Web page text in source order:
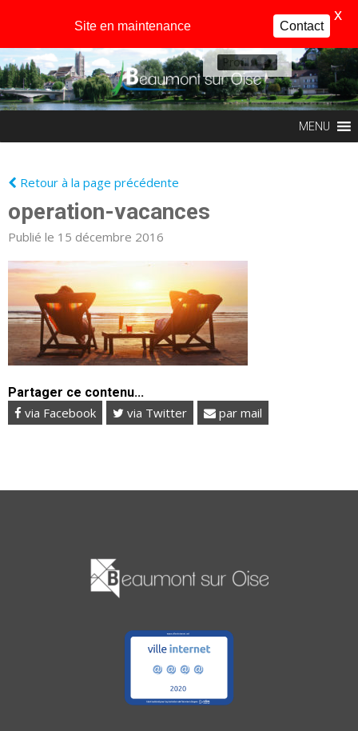
Profil
MENU
Retour à la page précédente
operation-vacances
Publié le 15 décembre 2016
Partager ce contenu...
via Facebook via Twitter par mail
Site en maintenance Contact
X